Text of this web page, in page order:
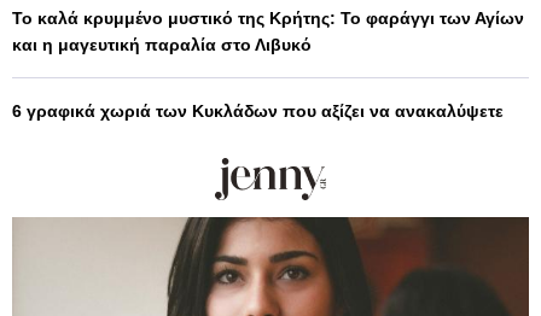
Το καλά κρυμμένο μυστικό της Κρήτης: Το φαράγγι των Αγίων
και η μαγευτική παραλία στο Λιβυκό
6 γραφικά χωριά των Κυκλάδων που αξίζει να ανακαλύψετε